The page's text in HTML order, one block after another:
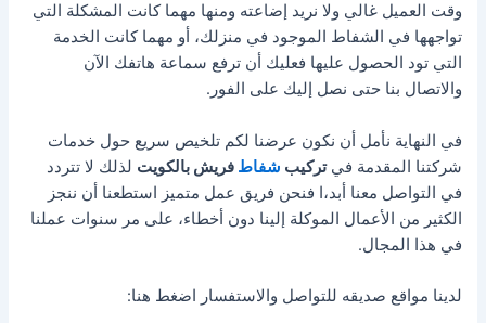
وقت العميل غالي ولا نريد إضاعته ومنها مهما كانت المشكلة التي
تواجهها في الشفاط الموجود في منزلك، أو مهما كانت الخدمة
التي تود الحصول عليها فعليك أن ترفع سماعة هاتفك الآن
والاتصال بنا حتى نصل إليك على الفور.
في النهاية نأمل أن نكون عرضنا لكم تلخيص سريع حول خدمات
شركتنا المقدمة فيتركيب شفاط فريش بالكويت لذلك لا تتردد
في التواصل معنا أبد،ا فنحن فريق عمل متميز استطعنا أن ننجز
الكثير من الأعمال الموكلة إلينا دون أخطاء، على مر سنوات عملنا
في هذا المجال.
لدينا مواقع صديقه للتواصل والاستفسار اضغط هنا: